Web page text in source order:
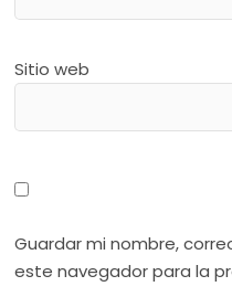
Sitio web
Guardar mi nombre,
este navegador para la